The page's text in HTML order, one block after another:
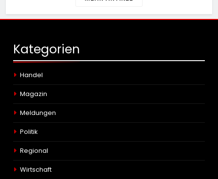
Kategorien
Handel
Magazin
Meldungen
Politik
Regional
Wirtschaft